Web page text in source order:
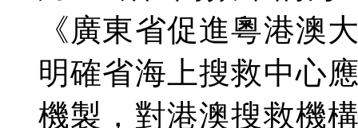
《廣東省促進粵港澳
明確省海上搜救中心
機製，對港澳搜救機